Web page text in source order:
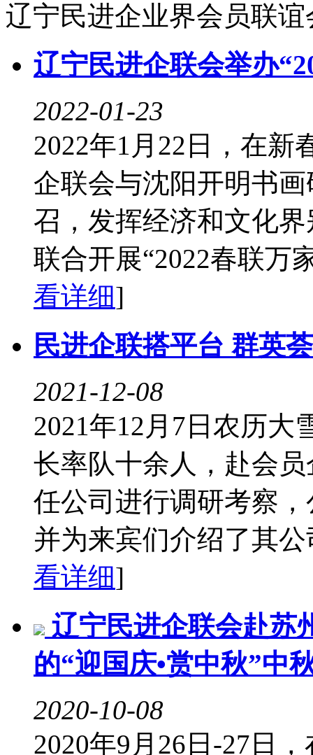
辽宁民进企业界会员联谊
辽宁民进企联会举办
2022-01-23
2022年1月22日，在新
企联会与沈阳开明书
召，发挥经济和文化
联合开展“2022春联万
看详细]
民进企联搭平台 群英
2021-12-08
2021年12月7日农历大
长率队十余人，赴会
任公司进行调研考察
并为来宾们介绍了其
看详细]
辽宁民进企联会赴苏
的“迎国庆•赏中秋”中
2020-10-08
2020年9月26日-27日